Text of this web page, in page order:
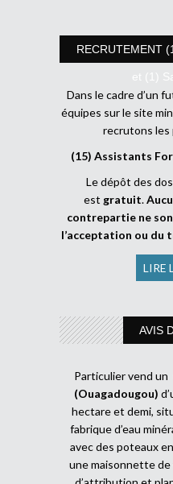
RECRUTEMENT
et (1)
Dans le cadre d’un
équipes sur le site
recrutons les
(15) Assistants
Le dépôt des
est gratuit.
contrepartie ne
l’acceptation ou du
LIRE
AVIS
Particulier vend
(Ouagadougou)
hectare et demi,
fabrique d’eau
avec des poteaux
une maisonnette